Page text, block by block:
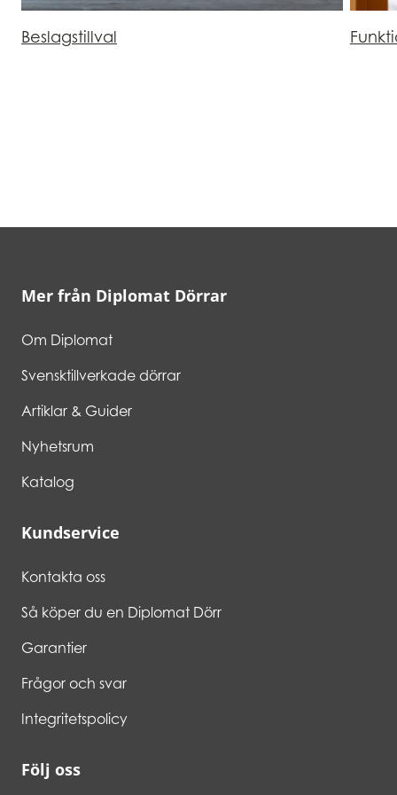
Beslagstillval
Mer från Diplomat Dörrar
Om Diplomat
Svensktillverkade dörrar
Artiklar & Guider
Nyhetsrum
Katalog
Kundservice
Kontakta oss
Så köper du en Diplomat Dörr
Garantier
Frågor och svar
Integritetspolicy
Följ oss